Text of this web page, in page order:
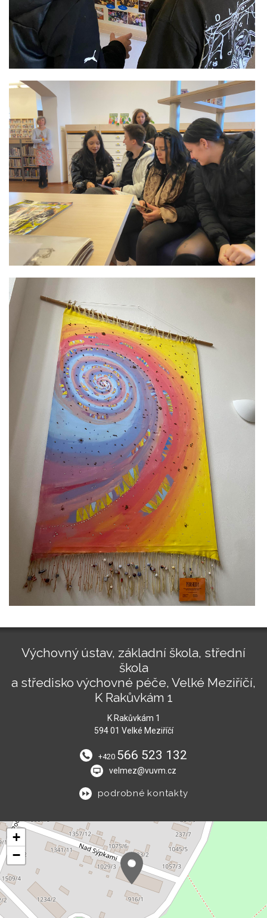
Výchovný ústav, základní škola, střední
škola
a středisko výchovné péče, Velké Meziříčí,
K Rakůvkám 1
K Rakůvkám 1
594 01 Velké Meziříčí
+420 566 523 132
velmez@vuvm.cz
podrobné kontakty
+
−